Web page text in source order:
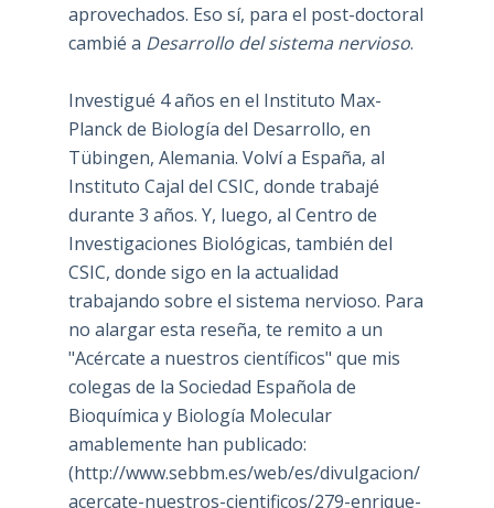
aprovechados. Eso sí, para el post-doctoral
cambié a Desarrollo del sistema nervioso.
Investigué 4 años en el Instituto Max-
Planck de Biología del Desarrollo, en
Tübingen, Alemania. Volví a España, al
Instituto Cajal del CSIC, donde trabajé
durante 3 años. Y, luego, al Centro de
Investigaciones Biológicas, también del
CSIC, donde sigo en la actualidad
trabajando sobre el sistema nervioso. Para
no alargar esta reseña, te remito a un
"Acércate a nuestros científicos" que mis
colegas de la Sociedad Española de
Bioquímica y Biología Molecular
amablemente han publicado:
(http://www.sebbm.es/web/es/divulgacion/
acercate-nuestros-cientificos/279-enrique-